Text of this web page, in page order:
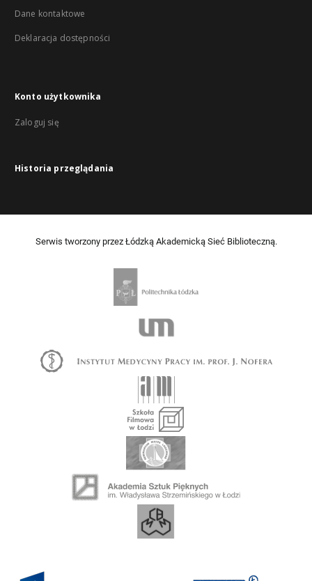
Dane kontaktowe
Deklaracja dostępności
Konto użytkownika
Zaloguj się
Historia przeglądania
Serwis tworzony przez Łódzką Akademicką Sieć Biblioteczną.